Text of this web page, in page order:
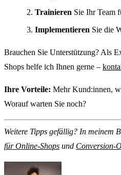
Trainieren Sie Ihr Team
Implementieren Sie die
Brauchen Sie Unterstützung? Als
Shops helfe ich Ihnen gerne –
Ihre Vorteile: Mehr Kund:innen,
Worauf warten Sie noch?
Weitere Tipps gefällig? In meinem
für Online-Shops und Conversion-